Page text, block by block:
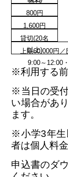
800円
1,600円
貸切(20名
以上)
上限60,000円
9:00～12:00
※利用する前
※当日の受
い場合があ
ます。
※小学3年生
者は個人料
申込書のダ